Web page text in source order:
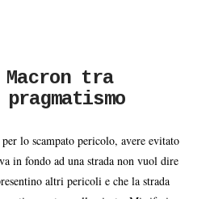
tra
lo scampato pericolo, avere evitato
in fondo ad una strada non vuol dire
altri pericoli e che la strada